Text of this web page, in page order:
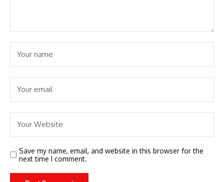
Save my name, email, and website in this browser for the
next time I comment.